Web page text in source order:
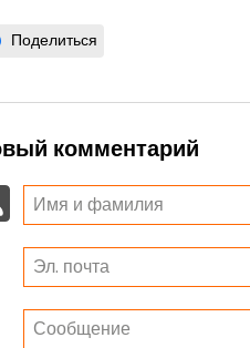
Поделиться
комментарий